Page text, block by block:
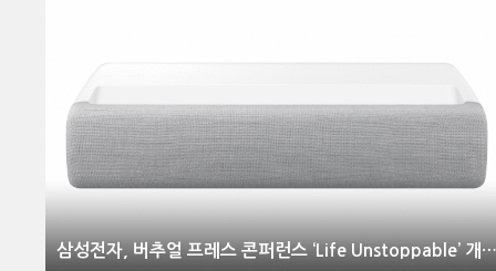
삼성전자, 버추얼 프레스 콘퍼런스 ‘Life Unstoppable’ 개최